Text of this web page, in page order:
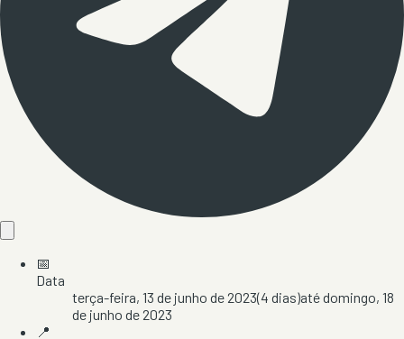
📅
Data
terça-feira, 13 de junho de 2023(4 dias)atédomingo, 18
de junho de 2023
📍